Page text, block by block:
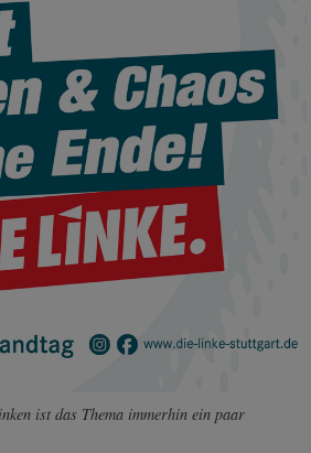
ist das Thema immerhin ein paar